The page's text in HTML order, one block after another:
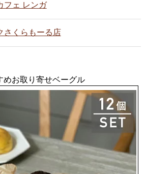
フェ レンガ
さくらもーる店
めお取り寄せベーグル